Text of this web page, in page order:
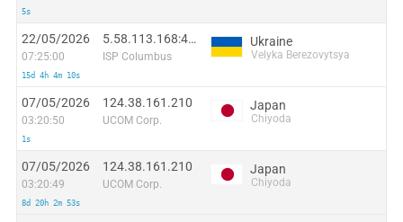
5s
22/05/2026
07:25:00
15d 4h 4m 10s
5.58.113.168:41576
ISP Columbus
Ukraine
Velyka Berezovytsya
07/05/2026
03:20:50
1s
124.38.161.210
UCOM Corp.
Japan
Chiyoda
07/05/2026
03:20:49
8d 20h 2m 53s
124.38.161.210
UCOM Corp.
Japan
Chiyoda